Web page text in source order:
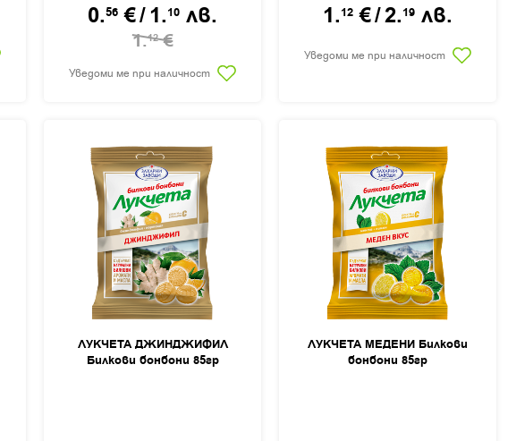
0.56 €/1.10 лв.
1.12 €
Уведоми ме при наличност
1.12 €/2.19 лв.
Уведоми ме при наличност
ЛУКЧЕТА ДЖИНДЖИФИЛ
Билкови бонбони 85гр
ЛУКЧЕТА МЕДЕНИ Билкови
бонбони 85гр